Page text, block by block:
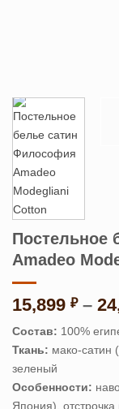
Постельное
Amadeo
15,899 ₽ –
Состав: 100%
Ткань: мако-сатин
зеленый
Особенности:
Япония), отстрочка